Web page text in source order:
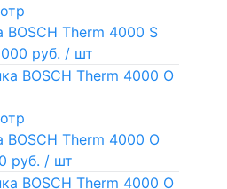
BOSCH Therm 4000 S
руб. / шт
BOSCH Therm 4000 O
руб. / шт